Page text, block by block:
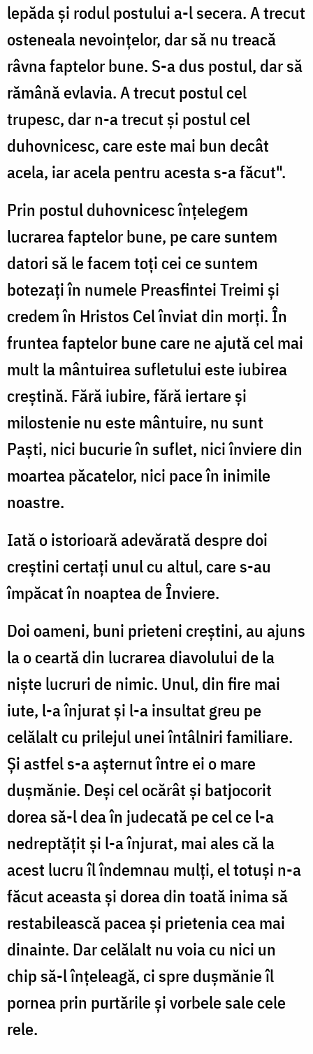
lepăda și rodul postului a-l secera. A trecut
osteneala nevoințelor, dar să nu treacă
râvna faptelor bune. S-a dus postul, dar să
rămână evlavia. A trecut postul cel
trupesc, dar n-a trecut și postul cel
duhovnicesc, care este mai bun decât
acela, iar acela pentru acesta s-a făcut".
Prin postul duhovnicesc înțelegem
lucrarea faptelor bune, pe care suntem
datori să le facem toți cei ce suntem
botezați în numele Preasfintei Treimi și
credem în Hristos Cel înviat din morți. În
fruntea faptelor bune care ne ajută cel mai
mult la mântuirea sufletului este iubirea
creștină. Fără iubire, fără iertare și
milostenie nu este mântuire, nu sunt
Paști, nici bucurie în suflet, nici înviere din
moartea păcatelor, nici pace în inimile
noastre.
Iată o istorioară adevărată despre doi
creștini certați unul cu altul, care s-au
împăcat în noaptea de Înviere.
Doi oameni, buni prieteni creștini, au ajuns
la o ceartă din lucrarea diavolului de la
niște lucruri de nimic. Unul, din fire mai
iute, l-a înjurat și l-a insultat greu pe
celălalt cu prilejul unei întâlniri familiare.
Și astfel s-a așternut între ei o mare
dușmănie. Deși cel ocărât și batjocorit
dorea să-l dea în judecată pe cel ce l-a
nedreptățit și l-a înjurat, mai ales că la
acest lucru îl îndemnau mulți, el totuși n-a
făcut aceasta și dorea din toată inima să
restabilească pacea și prietenia cea mai
dinainte. Dar celălalt nu voia cu nici un
chip să-l înțeleagă, ci spre dușmănie îl
pornea prin purtările și vorbele sale cele
rele.